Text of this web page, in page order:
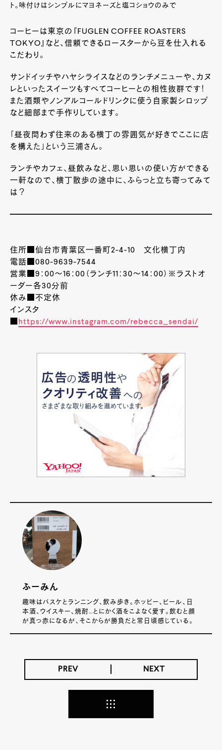
ト。味付けはシンプルにマヨネーズと塩コショウのみで
コーヒーは東京の『FUGLEN COFFEE ROASTERS
TOKYO』など、信頼できるロースターから豆を仕入れる
こだわり。
サンドイッチやハヤシライスなどのランチメニューや、カヌ
レといったスイーツもすべてコーヒーとの相性抜群です！
また酒類やノンアルコールドリンクに使う自家製シロップ
など細部まで手作りしています。
「昼夜問わず往来のある横丁の雰囲気が好きでここに店
を構えた」という三浦さん。
ランチやカフェ、昼飲みなど、思い思いの使い方ができる
一軒なので、横丁散歩の途中に、ふらっと立ち寄ってみて
は？
住所■仙台市青葉区一番町2-4-10 文化横丁内
電話■080-9639-7544
営業■9：00～16：00（ランチ11：30～14：00）※ラストオ
ーダー各30分前
休み■不定休
インスタ
https://www.instagram.com/rebecca_sendai/
ふーみん
趣味はバスケとランニング、飲み歩き。ホッピー、ビール、日
本酒、ウイスキー、焼酎…とにかく酒をこよなく愛す。飲むと顔
が真っ赤になるが、そこからが勝負だと常日頃感じている。
PREV NEXT